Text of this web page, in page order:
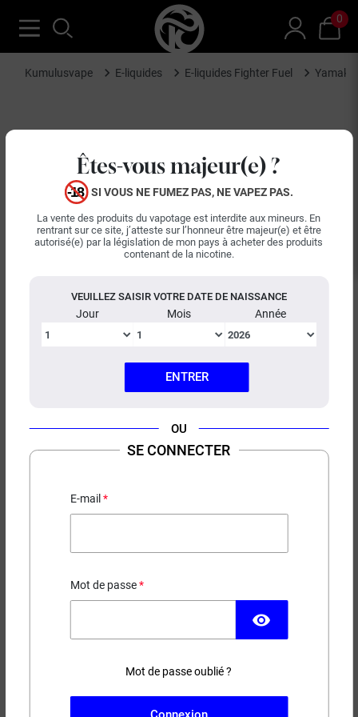
Êtes-vous majeur(e) ?
SI VOUS NE FUMEZ PAS, NE VAPEZ PAS.
La vente des produits du vapotage est interdite aux mineurs. En
rentrant sur ce site, j’atteste sur l’honneur être majeur(e) et être
autorisé(e) par la législation de mon pays à acheter des produits
contenant de la nicotine.
VEUILLEZ SAISIR VOTRE DATE DE NAISSANCE
Jour Mois Année
ENTRER
OU
SE CONNECTER
E-mail
Mot de passe
visibility
Mot de passe oublié ?
0
Kumulusvape E-liquides E-liquides Fighter Fuel
E-LIQUIDE YAMAKASI FIGHTER
(2 avis)
Fraise - Banane - Frais
23,90 €
EN STOCK
Contenance Taux de nicotine